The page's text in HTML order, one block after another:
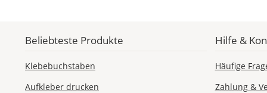
Beliebteste Produkte
Klebebuchstaben
Aufkleber drucken
Hilfe &
Häufige
Zahlung &